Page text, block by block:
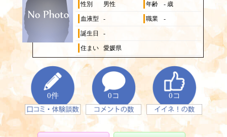
性別 男性 年齢 - 歳
血液型 - 職業 -
誕生日 -
住まい 愛媛県
0件 0コ 0コ